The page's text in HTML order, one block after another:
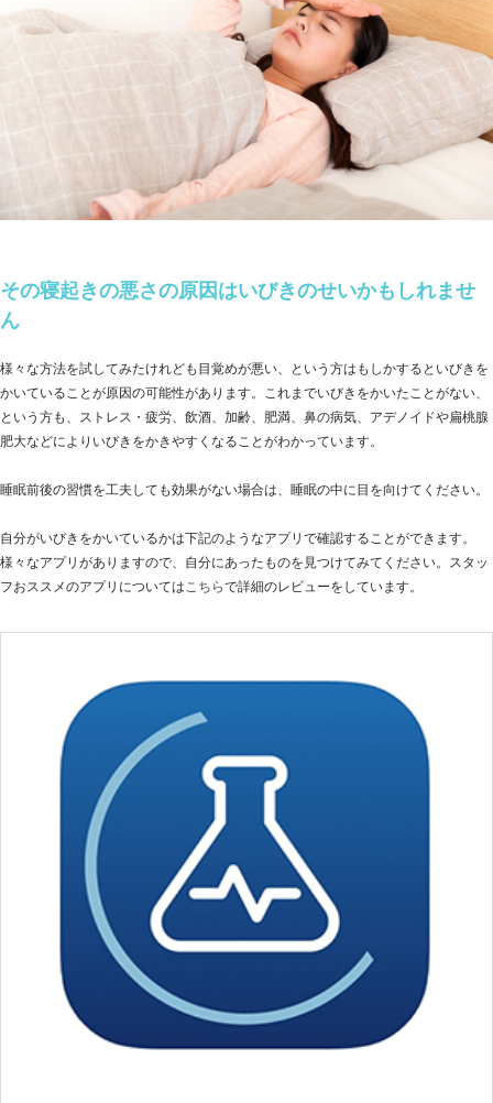
その寝起きの悪さの原因はいびきのせいかもしれませ
ん
様々な方法を試してみたけれども目覚めが悪い、という方はもしかするといびきを
かいていることが原因の可能性があります。これまでいびきをかいたことがない、
という方も、ストレス・疲労、飲酒、加齢、肥満、鼻の病気、アデノイドや扁桃腺
肥大などによりいびきをかきやすくなることがわかっています。
睡眠前後の習慣を工夫しても効果がない場合は、睡眠の中に目を向けてください。
自分がいびきをかいているかは下記のようなアプリで確認することができます。
様々なアプリがありますので、自分にあったものを見つけてみてください。スタッ
フおススメのアプリについてはこちらで詳細のレビューをしています。